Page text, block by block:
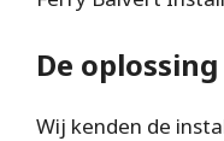
De oplossing
Wij kenden de